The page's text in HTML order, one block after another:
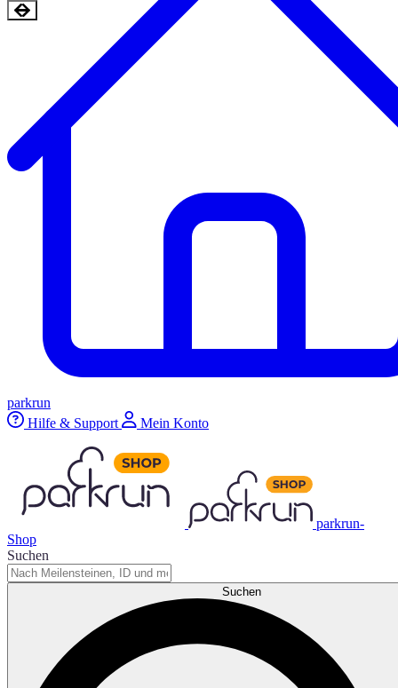
parkrun
Hilfe & Support
Mein Konto
parkrun-
Shop
Suchen
Suchen